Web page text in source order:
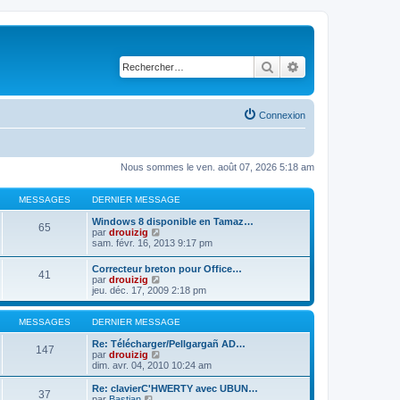
Rechercher
Connexion
Nous sommes le ven. août 07, 2026 5:18 am
MESSAGES DERNIER MESSAGE
65
Windows 8 disponible en Tamaz…
par drouizig
o
u
l
t
e
r
l
d
e
r
n
i
sam. févr. 16, 2013 9:17 pm
41
Correcteur breton pour Office…
par drouizig
o
n
s
u
l
t
r
l
e
jeu. déc. 17, 2009 2:18 pm
MESSAGES DERNIER MESSAGE
147
Re: Télécharger/Pellgargañ AD…
par drouizig
o
n
s
dim. avr. 04, 2010 10:24 am
37
Re: clavierC'HWERTY avec UBUN…